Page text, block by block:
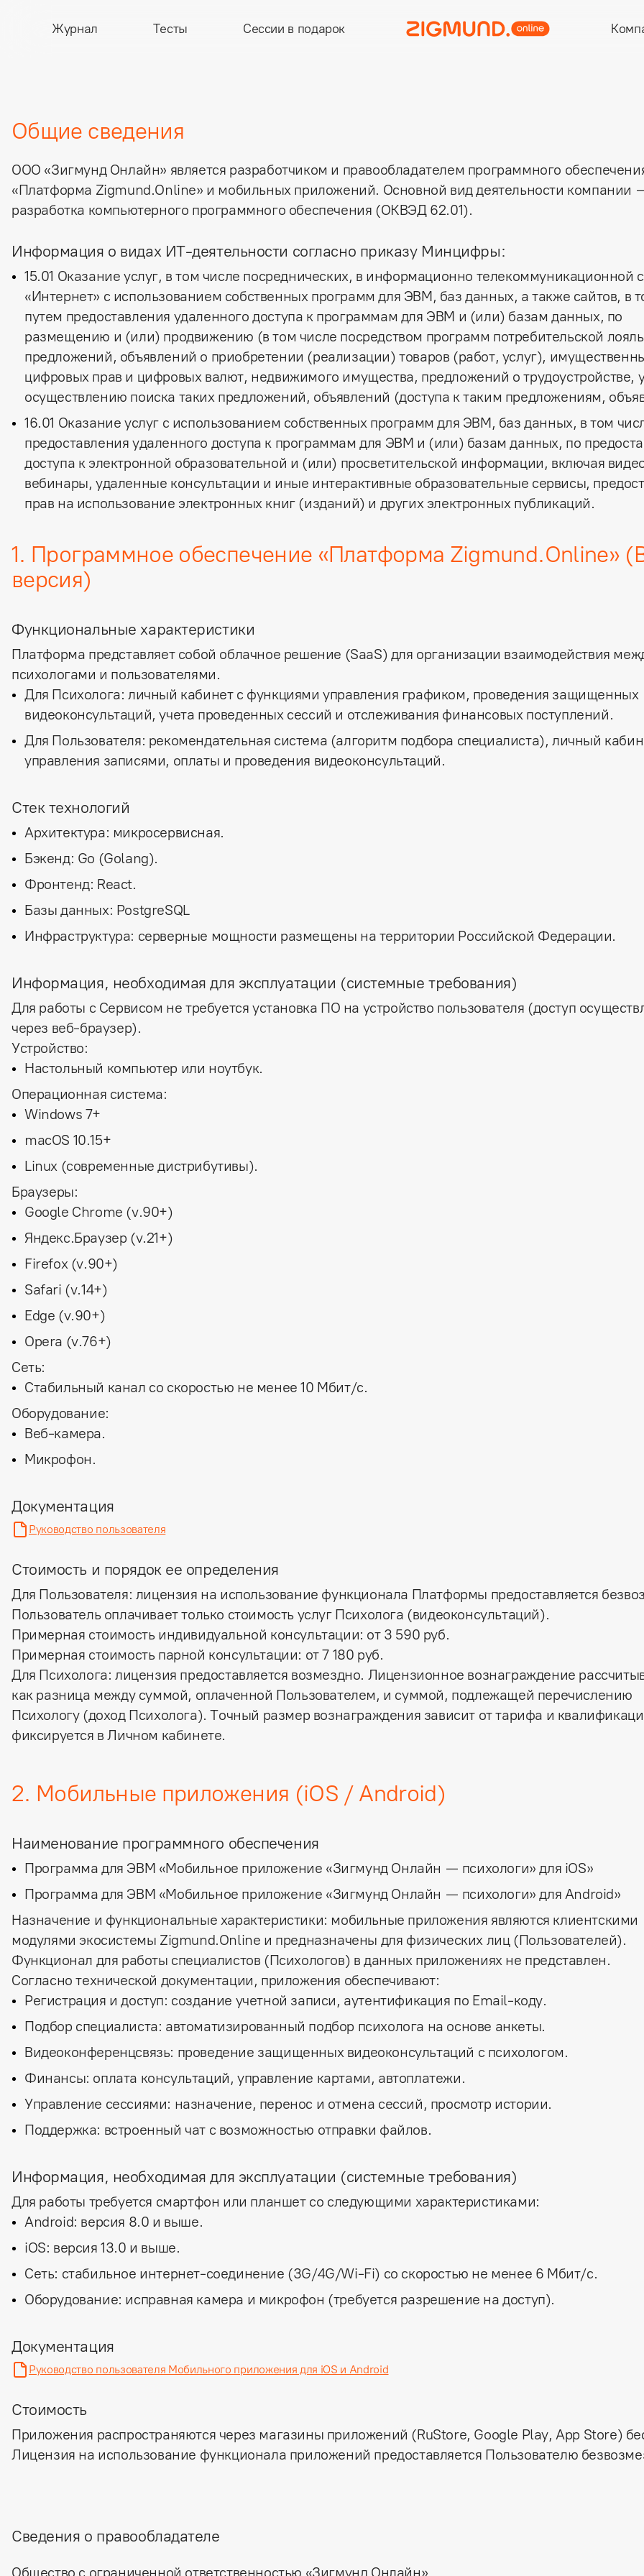
Журнал Тесты Сессии в подарок
Общие сведения
ООО «Зигмунд Онлайн» является разработчиком и правообладателем программного
«Платформа Zigmund.Online» и мобильных приложений. Основной вид деятельности компании
разработка компьютерного программного обеспечения (ОКВЭД 62.01).
Информация о видах ИТ-деятельности согласно приказу Минцифры:
15.01 Оказание услуг, в том числе посреднических, в информационно телекоммуникационной
«Интернет» с использованием собственных программ для ЭВМ, баз данных, а также сайтов, в
путем предоставления удаленного доступа к программам для ЭВМ и (или) базам данных, по
размещению и (или) продвижению (в том числе посредством программ потребительской
предложений, объявлений о приобретении (реализации) товаров (работ, услуг),
цифровых прав и цифровых валют, недвижимого имущества, предложений о трудоустройстве,
осуществлению поиска таких предложений, объявлений (доступа к таким предложениям,
16.01 Оказание услуг с использованием собственных программ для ЭВМ, баз данных, в том
предоставления удаленного доступа к программам для ЭВМ и (или) базам данных, по
доступа к электронной образовательной и (или) просветительской информации, включая
вебинары, удаленные консультации и иные интерактивные образовательные сервисы,
прав на использование электронных книг (изданий) и других электронных публикаций.
1. Программное обеспечение «Платформа Zigmund.Online»
версия)
Функциональные характеристики
Платформа представляет собой облачное решение (SaaS) для организации взаимодействия
психологами и пользователями.
Для Психолога: личный кабинет с функциями управления графиком, проведения защищенных
видеоконсультаций, учета проведенных сессий и отслеживания финансовых поступлений.
Для Пользователя: рекомендательная система (алгоритм подбора специалиста), личный
управления записями, оплаты и проведения видеоконсультаций.
Стек технологий
Архитектура: микросервисная.
Бэкенд: Go (Golang).
Фронтенд: React.
Базы данных: PostgreSQL
Инфраструктура: серверные мощности размещены на территории Российской Федерации.
Информация, необходимая для эксплуатации (системные требования)
Для работы с Сервисом не требуется установка ПО на устройство пользователя (доступ
через веб-браузер).
Устройство:
Настольный компьютер или ноутбук.
Операционная система:
Windows 7+
macOS 10.15+
Linux (современные дистрибутивы).
Браузеры:
Google Chrome (v.90+)
Яндекс.Браузер (v.21+)
Firefox (v.90+)
Safari (v.14+)
Edge (v.90+)
Opera (v.76+)
Сеть:
Стабильный канал со скоростью не менее 10 Мбит/с.
Оборудование:
Веб-камера.
Микрофон.
Документация
Руководство пользователя
Стоимость и порядок ее определения
Для Пользователя: лицензия на использование функционала Платформы предоставляется
Пользователь оплачивает только стоимость услуг Психолога (видеоконсультаций).
Примерная стоимость индивидуальной консультации: от 3 590 руб.
Примерная стоимость парной консультации: от7 180 руб.
Для Психолога: лицензия предоставляется возмездно. Лицензионное вознаграждение
как разница между суммой, оплаченной Пользователем, и суммой, подлежащей перечислению
Психологу (доход Психолога). Точный размер вознаграждения зависит от тарифа и
фиксируется в Личном кабинете.
2. Мобильные приложения (iOS / Android)
Наименование программного обеспечения
Программа для ЭВМ «Мобильное приложение «Зигмунд Онлайн — психологи» для iOS»
Программа для ЭВМ «Мобильное приложение «Зигмунд Онлайн — психологи» для Android»
Назначение и функциональные характеристики: мобильные приложения являются клиентскими
модулями экосистемы Zigmund.Online и предназначены для физических лиц (Пользователей).
Функционал для работы специалистов (Психологов) в данных приложениях не представлен.
Согласно технической документации, приложения обеспечивают:
Регистрация и доступ: создание учетной записи, аутентификация по Email-коду.
Подбор специалиста: автоматизированный подбор психолога на основе анкеты.
Видеоконференцсвязь: проведение защищенных видеоконсультаций с психологом.
Финансы: оплата консультаций, управление картами, автоплатежи.
Управление сессиями: назначение, перенос и отмена сессий, просмотр истории.
Поддержка: встроенный чат с возможностью отправки файлов.
Информация, необходимая для эксплуатации (системные требования)
Для работы требуется смартфон или планшет со следующими характеристиками:
Android: версия 8.0 и выше.
iOS: версия 13.0 и выше.
Сеть: стабильное интернет-соединение (3G/4G/Wi‑Fi) со скоростью не менее 6 Мбит/с.
Оборудование: исправная камера и микрофон (требуется разрешение на доступ).
Документация
Руководство пользователя Мобильного приложения для iOS и Android
Стоимость
Приложения распространяются через магазины приложений (RuStore, Google Play, App Store)
Лицензия на использование функционала приложений предоставляется Пользователю
Сведения о правообладателе
Общество с ограниченной ответственностью «Зигмунд Онлайн»